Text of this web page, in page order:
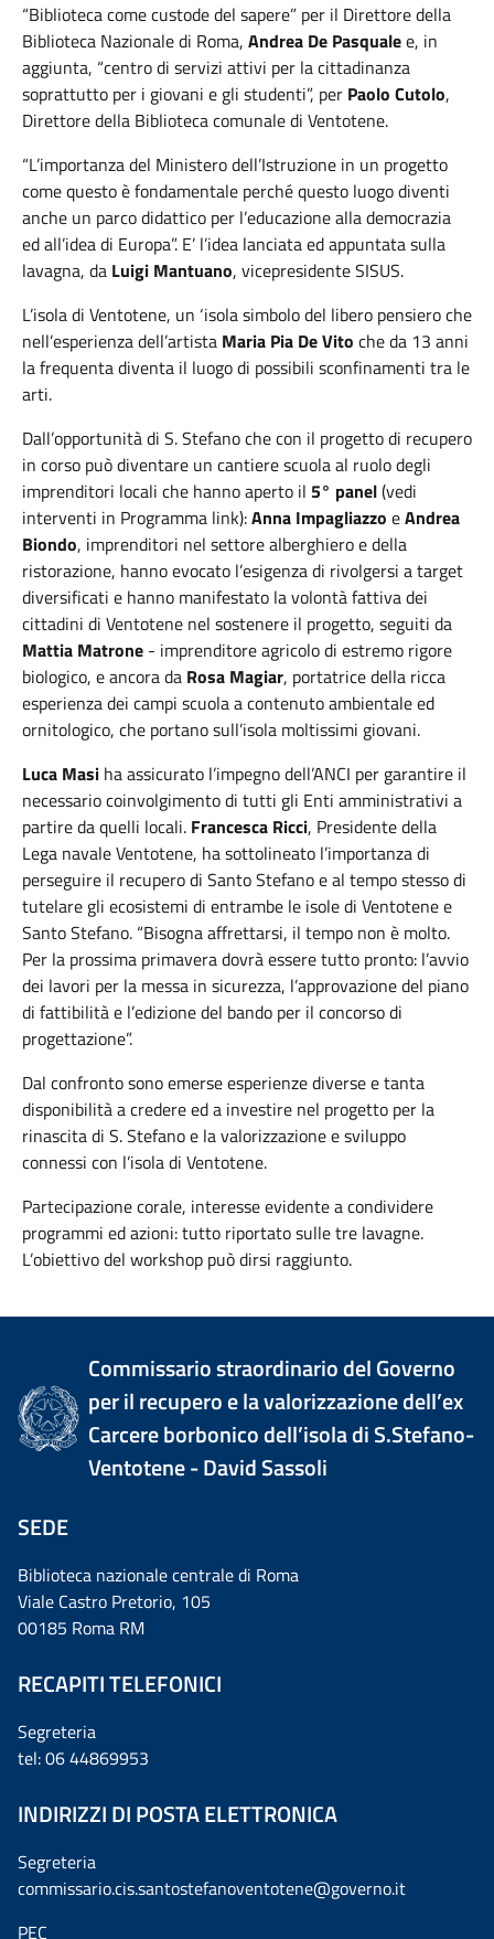
“Biblioteca come custode del sapere” per il Direttore della
Biblioteca Nazionale di Roma, Andrea De Pasqualee, in
aggiunta, “centro di servizi attivi per la cittadinanza
soprattutto per i giovani e gli studenti”, per Paolo Cutolo,
Direttore della Biblioteca comunale di Ventotene.
“L’importanza del Ministero dell’Istruzione in un progetto
come questo è fondamentale perché questo luogo diventi
anche un parco didattico per l’educazione alla democrazia
ed all’idea di Europa”. E’ l’idea lanciata ed appuntata sulla
lavagna, da Luigi Mantuano, vicepresidente SISUS.
L’isola di Ventotene, un ‘isola simbolo del libero pensiero che
nell’esperienza dell’artista Maria Pia De Vito che da 13 anni
la frequenta diventa il luogo di possibili sconfinamenti tra le
arti.
Dall’opportunità di S. Stefano che con il progetto di recupero
in corso può diventare un cantiere scuola al ruolo degli
imprenditori locali che hanno aperto il 5° panel(vedi
interventi in Programma link):Anna Impagliazzo eAndrea
Biondo, imprenditori nel settore alberghiero e della
ristorazione, hanno evocato l’esigenza di rivolgersi a target
diversificati e hanno manifestato la volontà fattiva dei
cittadini di Ventotene nel sostenere il progetto, seguiti da
Mattia Matrone - imprenditore agricolo di estremo rigore
biologico, e ancora da Rosa Magiar, portatrice della ricca
esperienza dei campi scuola a contenuto ambientale ed
ornitologico, che portano sull’isola moltissimi giovani.
Luca Masi ha assicurato l’impegno dell’ANCI per garantire il
necessario coinvolgimento di tutti gli Enti amministrativi a
partire da quelli locali. Francesca Ricci, Presidente della
Lega navale Ventotene, ha sottolineato l’importanza di
perseguire il recupero di Santo Stefano e al tempo stesso di
tutelare gli ecosistemi di entrambe le isole di Ventotene e
Santo Stefano. “Bisogna affrettarsi, il tempo non è molto.
Per la prossima primavera dovrà essere tutto pronto: l’avvio
dei lavori per la messa in sicurezza, l’approvazione del piano
di fattibilità e l’edizione del bando per il concorso di
progettazione”.
Dal confronto sono emerse esperienze diverse e tanta
disponibilità a credere ed a investire nel progetto per la
rinascita di S. Stefano e la valorizzazione e sviluppo
connessi con l’isola di Ventotene.
Partecipazione corale, interesse evidente a condividere
programmi ed azioni: tutto riportato sulle tre lavagne.
L’obiettivo del workshop può dirsi raggiunto.
Commissario straordinario del Governo
per il recupero e la valorizzazione dell’ex
Carcere borbonico dell’isola di S.Stefano-
Ventotene - David Sassoli
SEDE
Biblioteca nazionale centrale di Roma
Viale Castro Pretorio, 105
00185 Roma RM
RECAPITI TELEFONICI
Segreteria
tel: 06 44869953
INDIRIZZI DI POSTA ELETTRONICA
Segreteria
commissario.cis.santostefanoventotene@governo.it
PEC